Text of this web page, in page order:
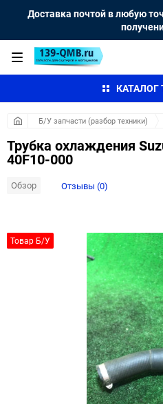
Доставка почтой в любую
КАТАЛОГ
Б/У запчасти (разбор техники)
Трубка охлаждения
40F10-000
Обзор Отзывы (0)
Товар Б/У